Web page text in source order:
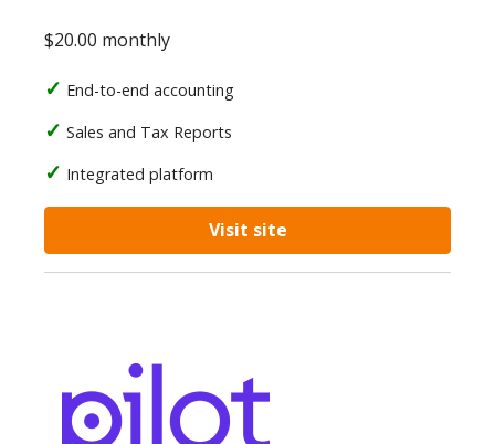
$20.00 monthly
End-to-end accounting
Sales and Tax Reports
Integrated platform
Visit site